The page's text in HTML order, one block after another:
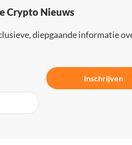
Crypto Nieuws
diepgaande informatie
Inschrijven